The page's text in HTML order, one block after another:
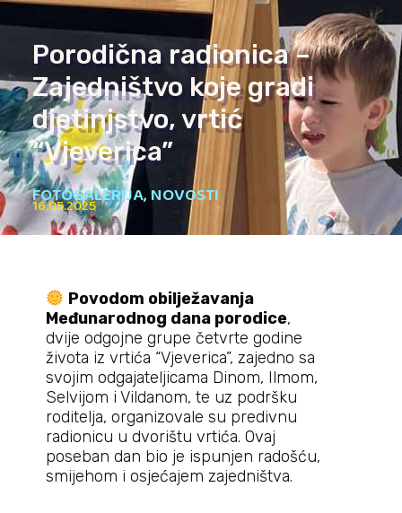
Porodična radionica –
Zajedništvo koje gradi
djetinjstvo, vrtić
“Vjeverica”
FOTOGALERIJA,NOVOSTI
16.05.2025
Povodom obilježavanja
Međunarodnog dana porodice,
dvije odgojne grupe četvrte godine
života iz vrtića “Vjeverica”, zajedno sa
svojim odgajateljicama Dinom, Ilmom,
Selvijom i Vildanom, te uz podršku
roditelja, organizovale su predivnu
radionicu u dvorištu vrtića. Ovaj
poseban dan bio je ispunjen radošću,
smijehom i osjećajem zajedništva.